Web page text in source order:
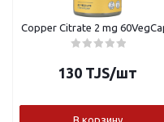
Copper Citrate 2 mg
130 TJS/шт
В корзину